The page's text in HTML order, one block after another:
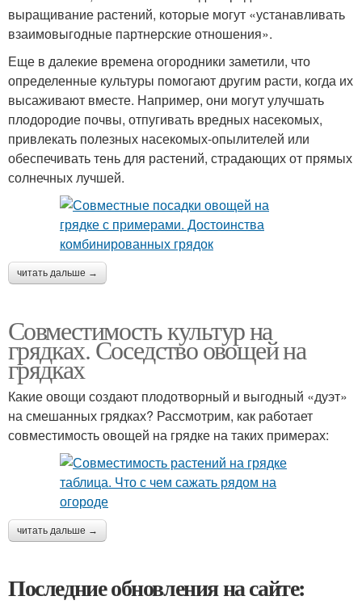
выращивание растений, которые могут «устанавливать
взаимовыгодные партнерские отношения».
Еще в далекие времена огородники заметили, что
определенные культуры помогают другим расти, когда их
высаживают вместе. Например, они могут улучшать
плодородие почвы, отпугивать вредных насекомых,
привлекать полезных насекомых-опылителей или
обеспечивать тень для растений, страдающих от прямых
солнечных лучшей.
читать дальше →
Совместимость культур на
грядках. Соседство овощей на
грядках
Какие овощи создают плодотворный и выгодный «дуэт»
на смешанных грядках? Рассмотрим, как работает
совместимость овощей на грядке на таких примерах:
читать дальше →
Последние обновления на сайте: